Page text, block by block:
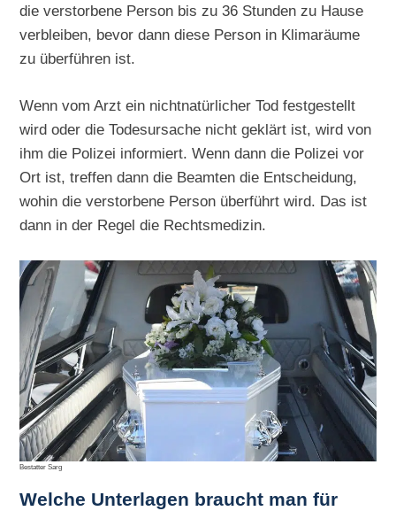
die verstorbene Person bis zu 36 Stunden zu Hause
verbleiben, bevor dann diese Person in Klimaräume
zu überführen ist.
Wenn vom Arzt ein nichtnatürlicher Tod festgestellt
wird oder die Todesursache nicht geklärt ist, wird von
ihm die Polizei informiert. Wenn dann die Polizei vor
Ort ist, treffen dann die Beamten die Entscheidung,
wohin die verstorbene Person überführt wird. Das ist
dann in der Regel die Rechtsmedizin.
Bestatter Sarg
Welche Unterlagen braucht man für